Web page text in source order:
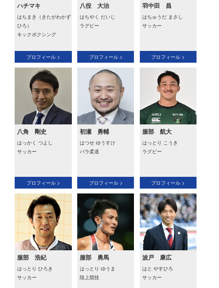
ハチマキ
はちまき（きたがわかず
ひろ）
キックボクシング
プロフィール >
八役 大治
はちやく だいじ
ラグビー
プロフィール >
羽中田 昌
はちゅうだ まさし
サッカー
プロフィール >
八角 剛史
はっかく つよし
サッカー
プロフィール >
初瀬 勇輔
はつせ ゆうすけ
パラ柔道
プロフィール >
服部 航大
はっとり こうき
ラグビー
プロフィール >
服部 浩紀
はっとり ひろき
サッカー
服部 勇馬
はっとり ゆうま
陸上競技
波戸 康広
はと やすひろ
サッカー